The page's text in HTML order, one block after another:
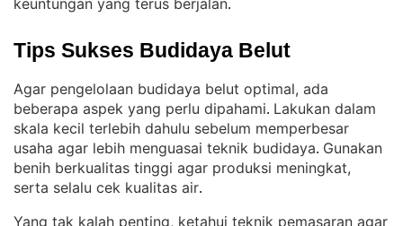
keuntungan yang terus berjalan.
Tips Sukses Budidaya Belut
Agar pengelolaan budidaya belut optimal, ada
beberapa aspek yang perlu dipahami. Lakukan dalam
skala kecil terlebih dahulu sebelum memperbesar
usaha agar lebih menguasai teknik budidaya. Gunakan
benih berkualitas tinggi agar produksi meningkat,
serta selalu cek kualitas air.
Yang tak kalah penting, ketahui teknik pemasaran agar